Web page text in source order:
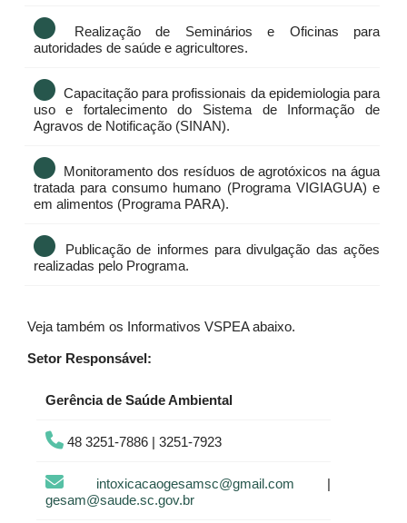
Realização de Seminários e Oficinas para
autoridades de saúde e agricultores.
Capacitação para profissionais da epidemiologia para
uso e fortalecimento do Sistema de Informação de
Agravos de Notificação (SINAN).
Monitoramento dos resíduos de agrotóxicos na água
tratada para consumo humano (Programa VIGIAGUA) e
em alimentos (Programa PARA).
Publicação de informes para divulgação das ações
realizadas pelo Programa.
Veja também os Informativos VSPEA abaixo.
Setor Responsável:
Gerência de Saúde Ambiental
48 3251-7886 | 3251-7923
intoxicacaogesamsc@gmail.com |
gesam@saude.sc.gov.br